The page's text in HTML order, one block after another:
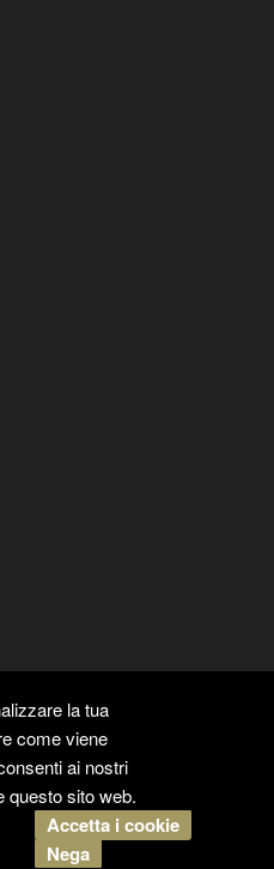
by STUDIO99. Tutti i diritti
la tua
come viene
ai nostri
questo sito web.
Accetta i cookie
Nega